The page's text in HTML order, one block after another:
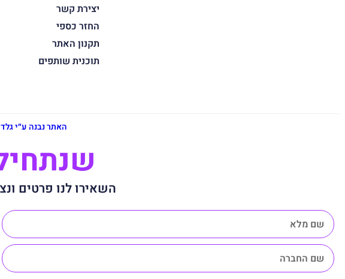
יצירת קשר
החזר כספי
תקנון האתר
תוכנית שותפים
האתר נבנה ע״י
השאירו לנו פרטים